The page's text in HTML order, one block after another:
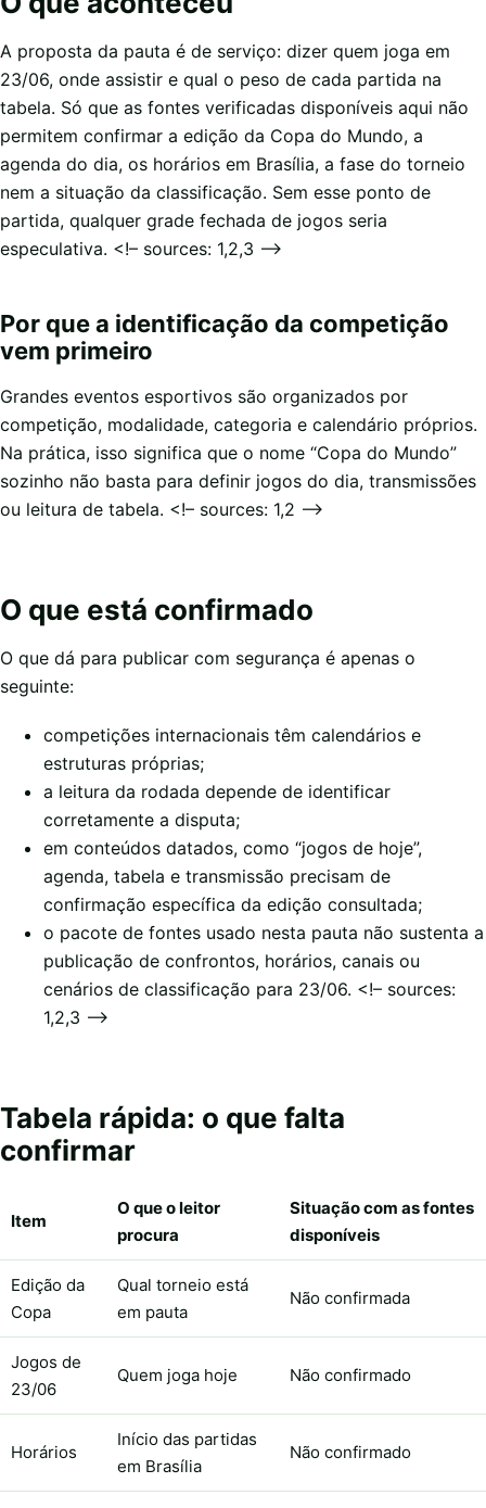
A proposta da pauta é de serviço: dizer quem joga em
23/06, onde assistir e qual o peso de cada partida na
tabela. Só que as fontes verificadas disponíveis aqui não
permitem confirmar a edição da Copa do Mundo, a
agenda do dia, os horários em Brasília, a fase do torneio
nem a situação da classificação. Sem esse ponto de
partida, qualquer grade fechada de jogos seria
especulativa. <!– sources: 1,2,3 –>
Por que a identificação da competição
vem primeiro
Grandes eventos esportivos são organizados por
competição, modalidade, categoria e calendário próprios.
Na prática, isso significa que o nome “Copa do Mundo”
sozinho não basta para definir jogos do dia, transmissões
ou leitura de tabela. <!– sources: 1,2 –>
O que está confirmado
O que dá para publicar com segurança é apenas o
seguinte:
competições internacionais têm calendários e
estruturas próprias;
a leitura da rodada depende de identificar
corretamente a disputa;
em conteúdos datados, como “jogos de hoje”,
agenda, tabela e transmissão precisam de
confirmação específica da edição consultada;
o pacote de fontes usado nesta pauta não sustenta a
publicação de confrontos, horários, canais ou
cenários de classificação para 23/06. <!– sources:
1,2,3 –>
Tabela rápida: o que falta
confirmar
Item
O que o leitor
procura
Situação com as fontes
disponíveis
Edição da
Copa
Qual torneio está
em pauta
Não confirmada
Jogos de
23/06
Quem joga hoje Não confirmado
Horários
Início das partidas
em Brasília
Não confirmado